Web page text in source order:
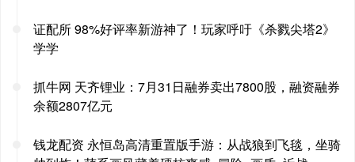
证配所 98%好评率新游神了！玩家呼吁《杀戮尖塔2》
学学
抓牛网 天齐锂业：7月31日融券卖出7800股，融资融券
余额2807亿元
钱龙配资 永恒岛高清重置版手游：从战狼到飞毯，坐骑